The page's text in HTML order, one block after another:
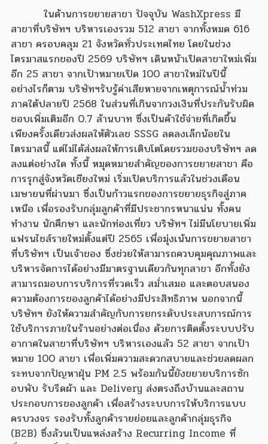
ในด้านการขยายสาขา ปัจจุบัน WashXpress มี
สาขาที่บริษัทฯ บริหารเองรวม 512 สาขา จากทั้งหมด 616
สาขา ครอบคลุม 21 จังหวัดทั่วประเทศไทย โดยในช่วง
ไตรมาสแรกของปี 2569 บริษัทฯ เดินหน้าเปิดสาขาใหม่เพิ่ม
อีก 25 สาขา จากเป้าหมายเปิด 100 สาขาใหม่ในปีนี้
อย่างไรก็ตาม บริษัทฯรับรู้ค่าเสียหายจากเหตุการณ์น้ำท่วม
ภาคใต้ปลายปี 2568 ในส่วนที่เกินจากวงเงินที่ประกันรับผิด
ชอบเพิ่มเติมอีก 0.7 ล้านบาท ซึ่งเป็นค้าใช้จ่ายที่เกิดขึ้น
เพียงครั้งเดียวส่งผลให้ตัวเลข SSSG ลดลงเล็กน้อยใน
ไตรมาสนี้ แต่ไม่ได้ส่งผลให้การเติบโตโดยรวมของบริษัทฯ ลด
ลงแต่อย่างใด ทั้งนี้ หมุดหมายสำคัญของการขยายสาขา คือ
การรุกสู่จังหวัดเชียงใหม่ เริ่มเปิดบริการแล้วในช่วงเดือน
เมษายนที่ผ่านมา ซึ่งเป็นก้าวแรกของการขยายธุรกิจสู่ภาค
เหนือ เพื่อรองรับกลุ่มลูกค้าที่มีประชากรหนาแน่น ทั้งคน
ทำงาน นักศึกษา และนักท่องเที่ยว บริษัทฯ ไม่มีนโยบายเพิ่ม
แฟรนไชส์รายใหม่ตั้งแต่ปี 2565 เพื่อมุ่งเน้นการขยายสาขา
ที่บริษัทฯ เป็นเจ้าของ ซึ่งช่วยให้สามารถควบคุมคุณภาพและ
บริหารจัดการได้อย่างมีมาตรฐานเดียวกันทุกสาขา อีกทั้งยัง
สามารถมอบการบริการที่รวดเร็ว สม่ำเสมอ และตอบสนอง
ความต้องการของลูกค้าได้อย่างมีประสิทธิภาพ นอกจากนี้
บริษัทฯ ยังให้ความสำคัญกับการยกระดับประสบการณ์การ
ใช้บริการภายในร้านอย่างต่อเนื่อง ด้วยการติดตั้งระบบปรับ
อากาศในสาขาที่บริษัทฯ บริหารเองแล้ว 52 สาขา จากเป้า
หมาย 100 สาขา เพื่อเพิ่มความสะดวกสบายและช่วยลดผลก
ระทบจากปัญหาฝุ่น PM 2.5 พร้อมกันนี้ยังขยายบริการซัก
อบพับ รับรีดผ้า และ Delivery ส่งตรงถึงบ้านและสถาน
ประกอบการของลูกค้า เพื่อสร้างระบบการให้บริการแบบ
ครบวงจร รองรับทั้งลูกค้ารายย่อยและลูกค้ากลุ่มธุรกิจ
(B2B) ซึ่งล้วนเป็นแหล่งสร้าง Recurring Income ที่